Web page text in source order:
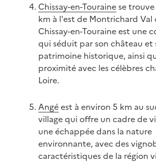
Chissay-en-Tourainese trouve
km à l'est de Montrichard Val
Chissay-en-Touraine est une
qui séduit par son château et
patrimoine historique, ainsi
proximité avec les célèbres
Loire.
Angéest à environ 5 km au
village qui offre un cadre de
une échappée dans la nature
environnante, avec des
caractéristiques de la région